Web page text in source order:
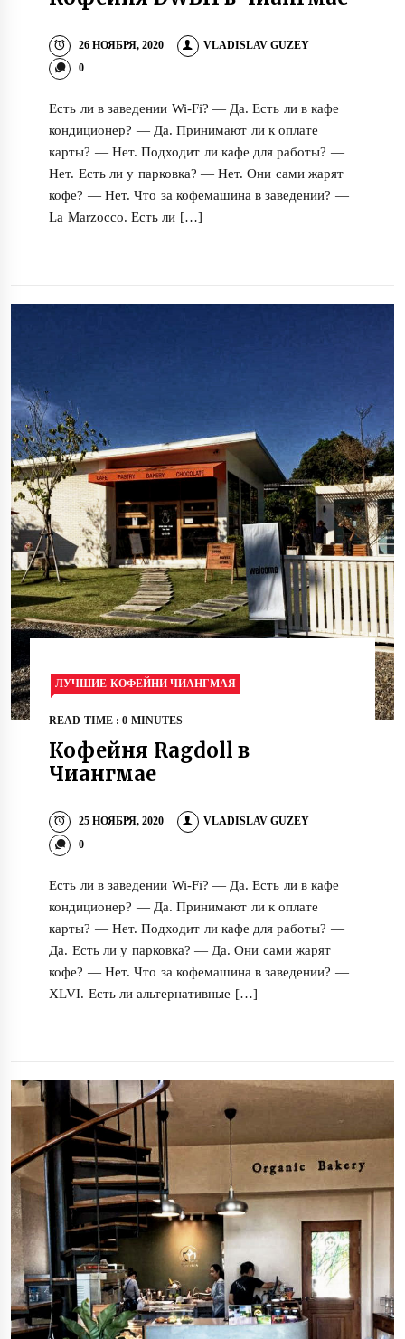
26 НОЯБРЯ, 2020
VLADISLAV GUZEY
0
Есть ли в заведении Wi-Fi? — Да. Есть ли в кафе
кондиционер? — Да. Принимают ли к оплате
карты? — Нет. Подходит ли кафе для работы? —
Нет. Есть ли у парковка? — Нет. Они сами жарят
кофе? — Нет. Что за кофемашина в заведении? —
La Marzocco. Есть ли […]
ЛУЧШИЕ КОФЕЙНИ ЧИАНГМАЯ
READ TIME : 0 MINUTES
Кофейня Ragdoll в
Чиангмае
25 НОЯБРЯ, 2020
VLADISLAV GUZEY
0
Есть ли в заведении Wi-Fi? — Да. Есть ли в кафе
кондиционер? — Да. Принимают ли к оплате
карты? — Нет. Подходит ли кафе для работы? —
Да. Есть ли у парковка? — Да. Они сами жарят
кофе? — Нет. Что за кофемашина в заведении? —
XLVI. Есть ли альтернативные […]